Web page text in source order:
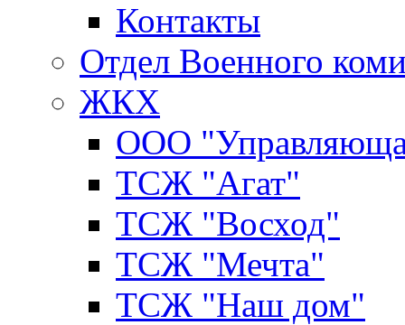
Контакты
Отдел Военного
ЖКХ
ООО
ТСЖ "Агат"
ТСЖ "Восход"
ТСЖ "Мечта"
ТСЖ "Наш дом"